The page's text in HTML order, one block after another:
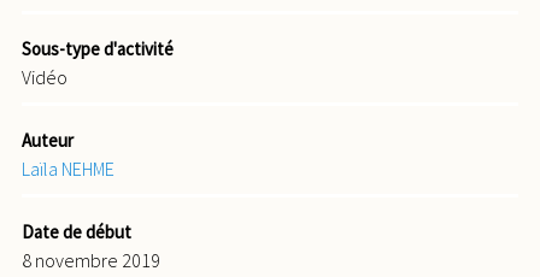
Sous-type d'activité
Vidéo
Auteur
Laïla NEHME
Date de début
8 novembre 2019